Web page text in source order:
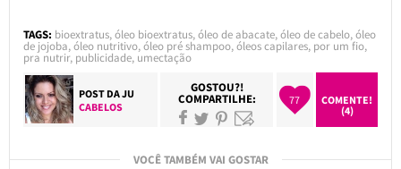
TAGS: bioextratus,óleo bioextratus,óleo de abacate,óleo de cabelo,óleo
de jojoba,óleo nutritivo,óleo pré shampoo,óleos capilares, por um fio,
pra nutrir, publicidade, umectação
POST DAJU
CABELOS
GOSTOU?!
COMPARTILHE: 77
COMENTE!
(4)
VOCÊ TAMBÉM VAI GOSTAR